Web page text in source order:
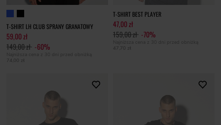
T-SHIRT LH CLUB SPRANY GRANATOWY
59,00 zł
149,00 zł -60%
Najniższa cena z 30 dni przed obniżką
74,00 zł
T-SHIRT BEST PLAYER
47,00 zł
159,00 zł -70%
Najniższa cena z 30 dni przed obniżką
47,70 zł